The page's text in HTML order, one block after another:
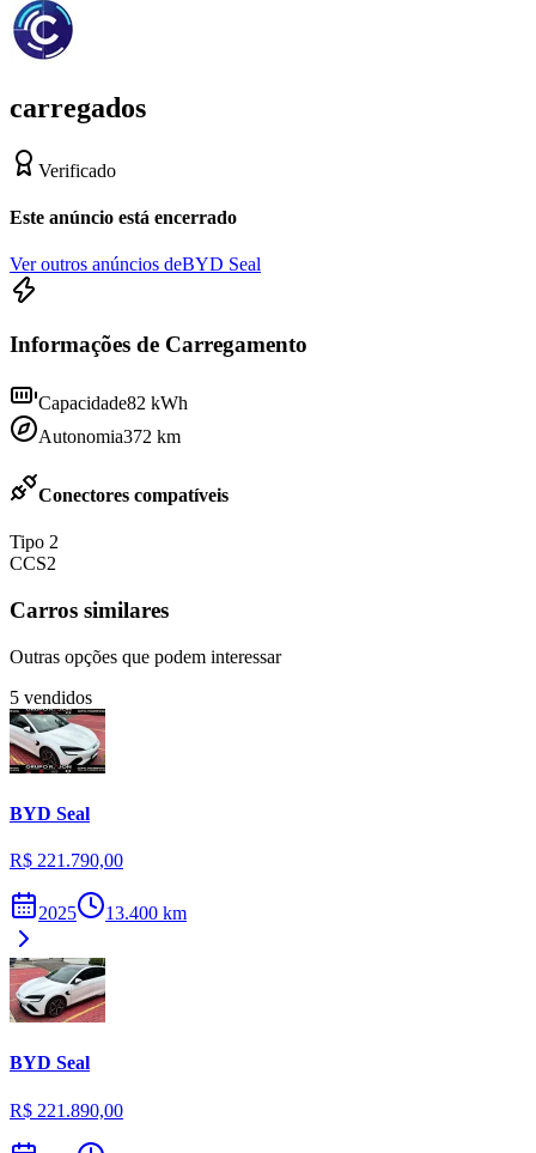
carregados
Verificado
Este anúncio está encerrado
Ver outros anúncios deBYD Seal
Informações de Carregamento
Capacidade82 kWh
Autonomia372 km
Conectores compatíveis
Tipo 2
CCS2
Carros similares
Outras opções que podem interessar
5 vendidos
BYD Seal
R$ 221.790,00
2025 13.400 km
BYD Seal
R$ 221.890,00